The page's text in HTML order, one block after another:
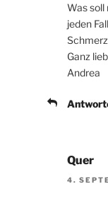
Was soll
jeden
Ganz
Andrea
Quer
4.